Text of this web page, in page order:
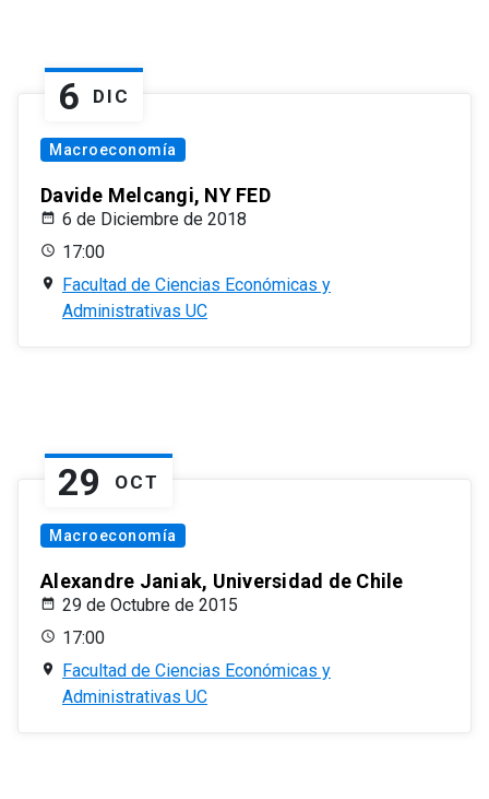
6 DIC
Macroeconomía
Davide Melcangi, NY FED
6 de Diciembre de 2018
17:00
Facultad de Ciencias Económicas y
Administrativas UC
29 OCT
Macroeconomía
Alexandre Janiak, Universidad de Chile
29 de Octubre de 2015
17:00
Facultad de Ciencias Económicas y
Administrativas UC